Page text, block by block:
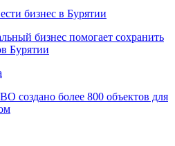
бизнес в Бурятии
бизнес помогает сохранить
Бурятии
создано более 800 объектов для